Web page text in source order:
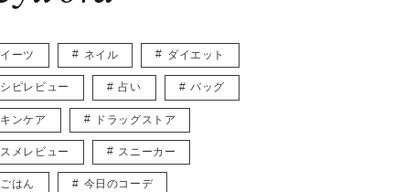
ーツ ネイル ダイエット
ピレビュー 占い バッグ
ンケア ドラッグストア
メレビュー スニーカー
はん 今日のコーデ